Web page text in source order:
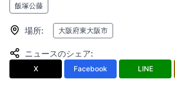
飯塚公藤
場所: 大阪府東大阪市
ニュースのシェア:
X Facebook LINE